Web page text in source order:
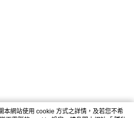
本網站使用 cookie 方式之詳情，及若您不希